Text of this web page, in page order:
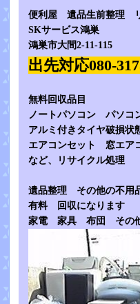
便利屋 遺品生前整理
SKサービス鴻巣
鴻巣市大間2-11-115
出先対応080-
無料回収品目
ノートパソコン パソコ
アルミ付きタイヤ破損
エアコンセット 窓エア
など、リサイクル処理
遺品整理 その他の不用
有料 回収になります
家電 家具 布団 その